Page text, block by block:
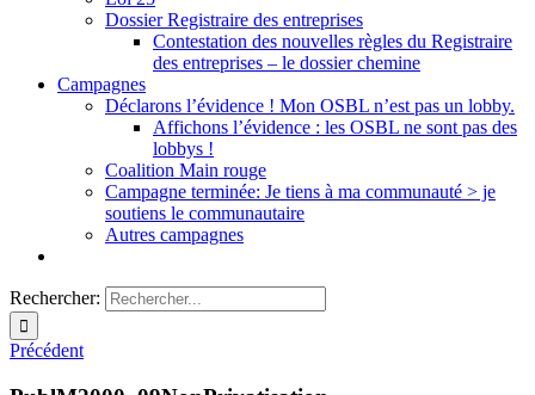
Dossier Registraire des entreprises
Contestation des nouvelles règles du Registraire
des entreprises – le dossier chemine
Campagnes
Déclarons l’évidence ! Mon OSBL n’est pas un lobby.
Affichons l’évidence : les OSBL ne sont pas des
lobbys !
Coalition Main rouge
Campagne terminée: Je tiens à ma communauté > je
soutiens le communautaire
Autres campagnes
Rechercher:
Précédent